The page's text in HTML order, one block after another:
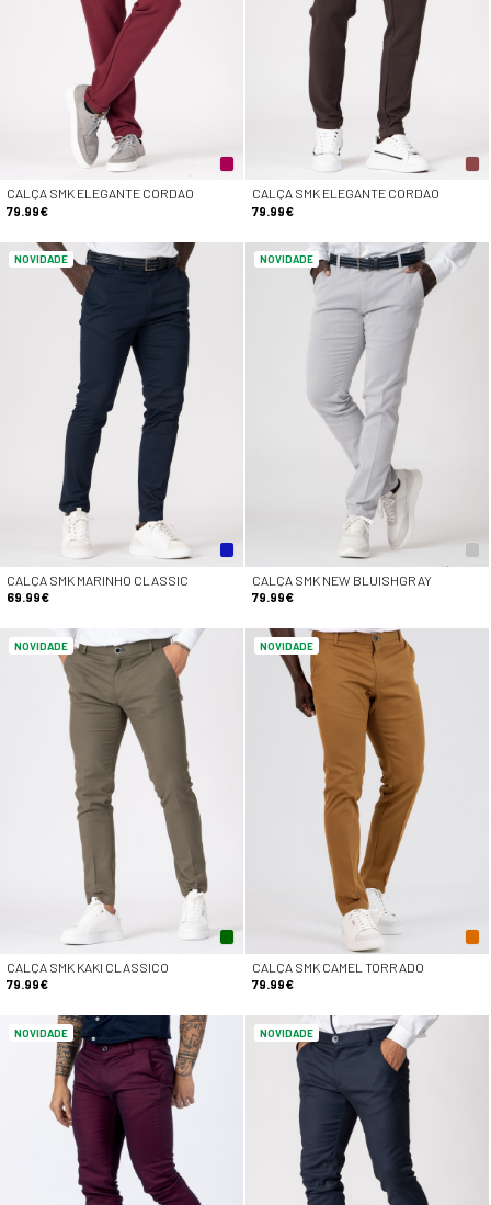
CALÇA SMK ELEGANTE CORDAO
79.99€
CALÇA SMK ELEGANTE CORDAO
79.99€
NOVIDADE
CALÇA SMK MARINHO CLASSIC
69.99€
NOVIDADE
CALÇA SMK NEW BLUISHGRAY
79.99€
NOVIDADE
CALÇA SMK KAKI CLASSICO
79.99€
NOVIDADE
CALÇA SMK CAMEL TORRADO
79.99€
NOVIDADE NOVIDADE